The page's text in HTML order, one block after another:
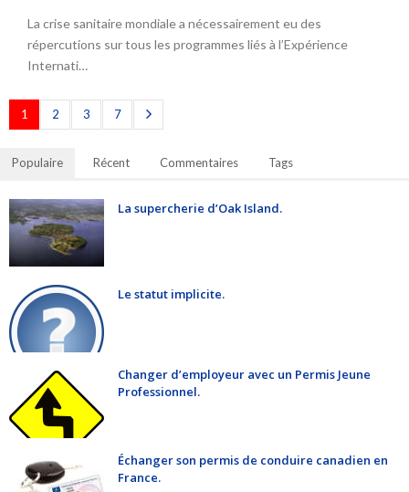
La crise sanitaire mondiale a nécessairement eu des
répercutions sur tous les programmes liés à l’Expérience
Internati…
1 2 3 7
Populaire Récent Commentaires Tags
La supercherie d’Oak Island.
Le statut implicite.
Changer d’employeur avec un Permis Jeune
Professionnel.
Échanger son permis de conduire canadien en
France.